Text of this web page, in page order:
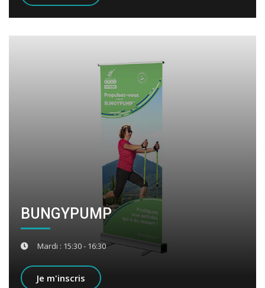
BUNGYPUMP
Mardi : 15:30 - 16:30
Je m'inscris